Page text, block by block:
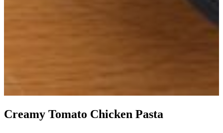
Creamy Tomato Chicken Pasta